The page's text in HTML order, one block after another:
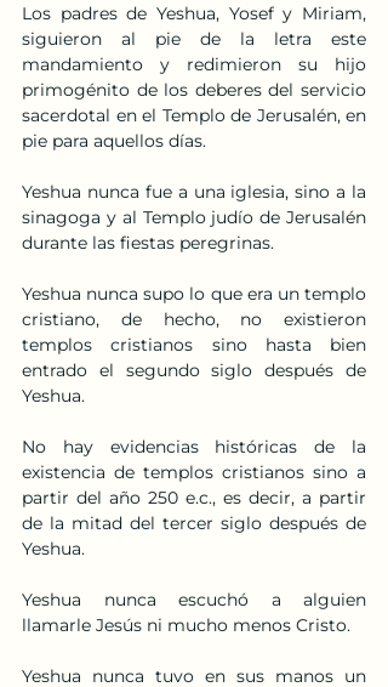
Los padres de Yeshua, Yosef y Miriam,
siguieron al pie de la letra este
mandamiento y redimieron su hijo
primogénito de los deberes del servicio
sacerdotal en el Templo de Jerusalén, en
pie para aquellos días.
Yeshua nunca fue a una iglesia, sino a la
sinagoga y al Templo judío de Jerusalén
durante las fiestas peregrinas.
Yeshua nunca supo lo que era un templo
cristiano, de hecho, no existieron
templos cristianos sino hasta bien
entrado el segundo siglo después de
Yeshua.
No hay evidencias históricas de la
existencia de templos cristianos sino a
partir del año 250 e.c., es decir, a partir
de la mitad del tercer siglo después de
Yeshua.
Yeshua nunca escuchó a alguien
llamarle Jesús ni mucho menos Cristo.
Yeshua nunca tuvo en sus manos un